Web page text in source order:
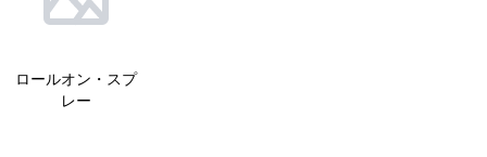
ロールオン・スプ
レー